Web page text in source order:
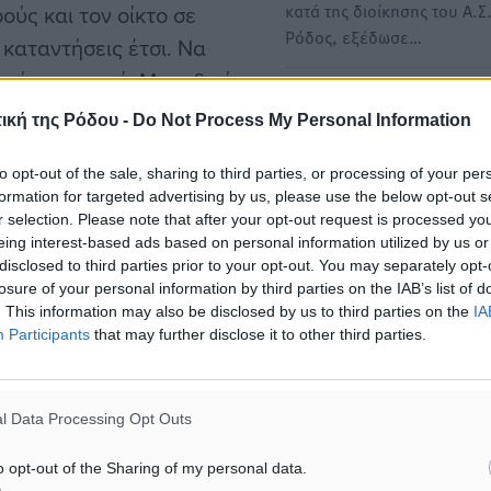
της Ρόδου - Do Not Process My Personal Information
opt-out of the sale, sharing to third parties, or processing of your
for targeted advertising by us, please use the below opt-out
selection. Please note that after your opt-out request is processed
interest-based ads based on personal information utilized by us
to third parties prior to your opt-out. You may separately
of your personal information by third parties on the IAB’s list of
This information may also be disclosed by us to third parties on the
Participants that may further disclose it to other third parties.
Data Processing Opt Outs
opt-out of the Sharing of my personal data.
και τον οίκτο σε
έτσι. Να
ποτέ. Μοναδική
πράγμα που η
ban να βαραίνει
προστίμου εξαιτίας
Εθνικό. Η αποποίηση
καλά, όμως δεν θα
τα χρέη που ΕΣΥ
Ερασιτέχνη και
σου ‘’εγώ’’
κατά της διοίκησης του Α.Σ.
Ρόδος, εξέδωσε…
βολές κατά του προέδρου
Σύνδεσμος Φιλάθλων
«Κακιά Σκάλα» ενημέρωσε